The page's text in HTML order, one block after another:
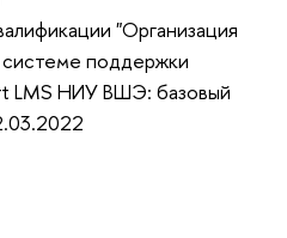
"Организация
поддержки
LMS НИУ ВШЭ: базовый